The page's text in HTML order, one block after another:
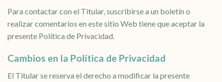
Para contactar con el Titular, suscribirse a un boletín o
realizar comentarios en este sitio Web tiene que aceptar la
presente Política de Privacidad.
Cambios en la Política de Privacidad
El Titular se reserva el derecho a modificar la presente